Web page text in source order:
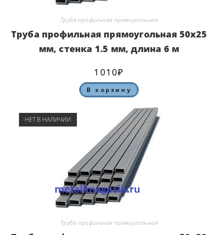
Труба профильная прямоугольная
Труба профильная прямоугольная 50х25
мм, стенка 1.5 мм, длина 6 м
1010₽
В корзину
НЕТ В НАЛИЧИИ
Труба профильная прямоугольная